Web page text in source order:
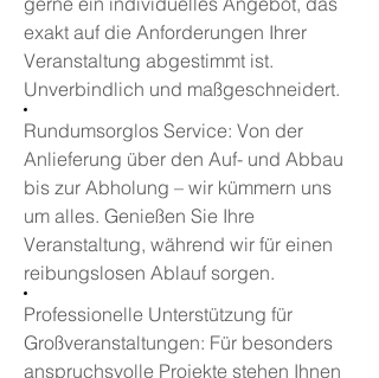
exakt auf die Anforderungen Ihrer
Veranstaltung abgestimmt ist.
Unverbindlich und maßgeschneidert.
Rundumsorglos Service: Von der
Anlieferung über den Auf- und Abbau
bis zur Abholung – wir kümmern uns
um alles. Genießen Sie Ihre
Veranstaltung, während wir für einen
reibungslosen Ablauf sorgen.
Professionelle Unterstützung für
Großveranstaltungen: Für besonders
anspruchsvolle Projekte stehen Ihnen